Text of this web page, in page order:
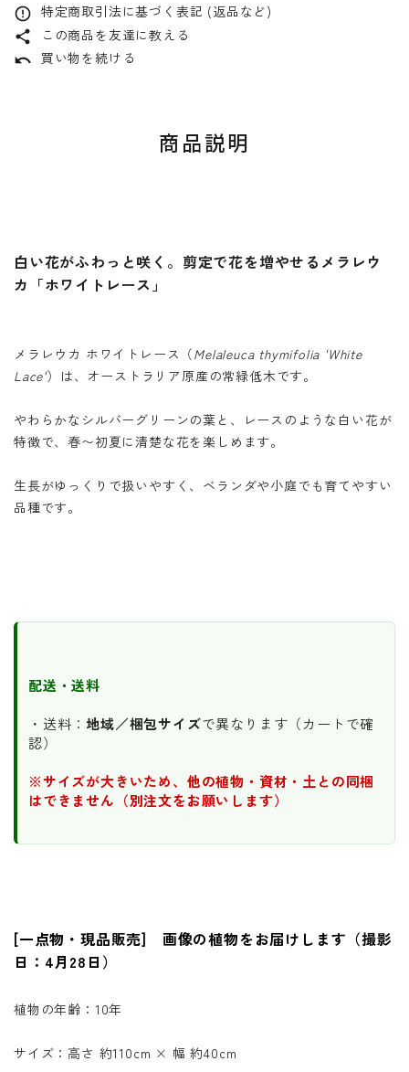
error_outline 特定商取引法に基づく表記 (返品など)
share
この商品を友達に教える
undo 買い物を続ける
商品説明
白い花がふわっと咲く。剪定で花を増やせるメラレウ
カ「ホワイトレース」
メラレウカ ホワイトレース（Melaleuca thymifolia 'White
Lace'）は、オーストラリア原産の常緑低木です。
やわらかなシルバーグリーンの葉と、レースのような白い花が
特徴で、春〜初夏に清楚な花を楽しめます。
生長がゆっくりで扱いやすく、ベランダや小庭でも育てやすい
品種です。
配送・送料
・送料： 地域／梱包サイズで異なります（カートで確
認）
※サイズが大きいため、他の植物・資材・土との同梱
はできません（別注文をお願いします）
[一点物・現品販売] 画像の植物をお届けします（撮影
日：4月28日）
植物の年齢：10年
サイズ：高さ 約110cm × 幅 約40cm